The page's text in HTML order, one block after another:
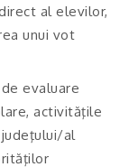
al elevilor,
unui vot
evaluare
activităţile
al